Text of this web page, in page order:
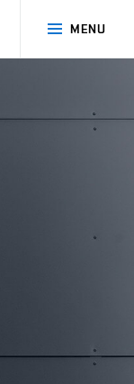
MENU